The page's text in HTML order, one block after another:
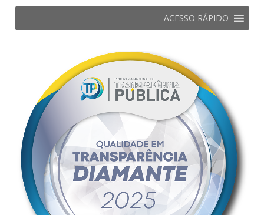
ACESSO RÁPIDO